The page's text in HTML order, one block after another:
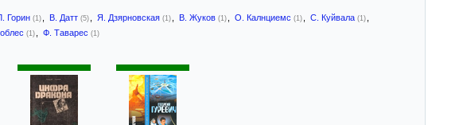
Горин (1) В. Датт (5) Я. Дзярновская (1) В. Жуков (1) О. Калнциемс (1) С. Куйвала (1)
(1) Ф. Таварес (1)